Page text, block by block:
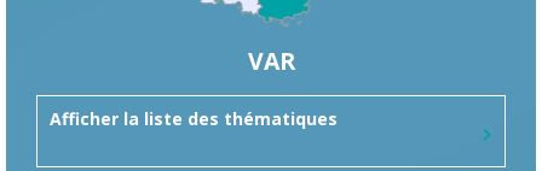
VAR
Afficher la liste des thématiques